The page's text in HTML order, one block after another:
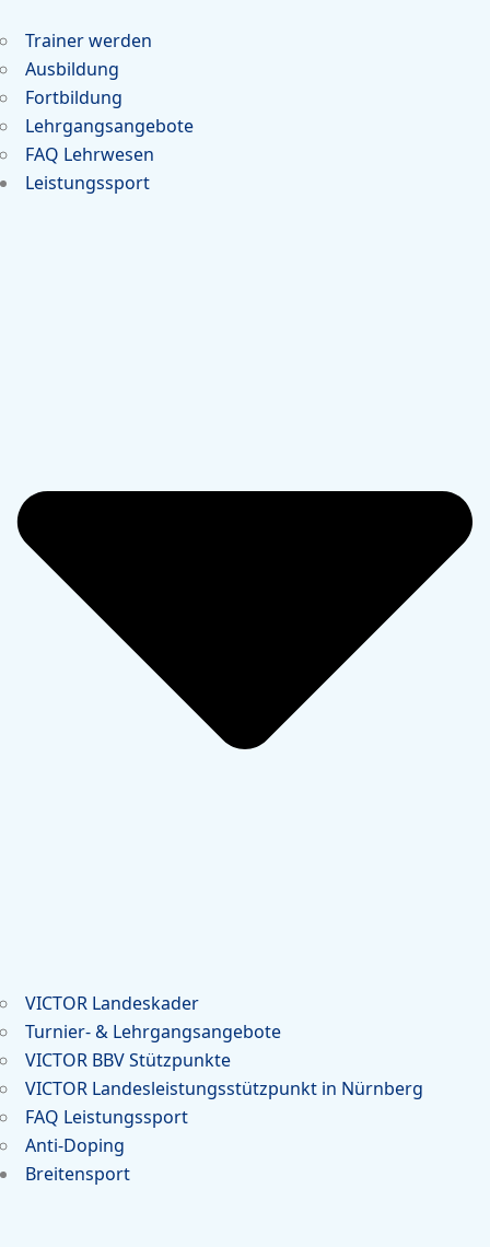
Trainer werden
Ausbildung
Fortbildung
Lehrgangsangebote
FAQ Lehrwesen
Leistungssport
VICTOR Landeskader
Turnier- & Lehrgangsangebote
VICTOR BBV Stützpunkte
VICTOR Landesleistungsstützpunkt in Nürnberg
FAQ Leistungssport
Anti-Doping
Breitensport